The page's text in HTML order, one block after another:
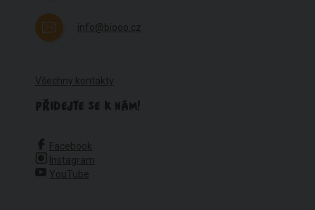
info@biooo.cz
Všechny kontakty
PŘIDEJTE SE K NÁM!
Facebook
Instagram
YouTube